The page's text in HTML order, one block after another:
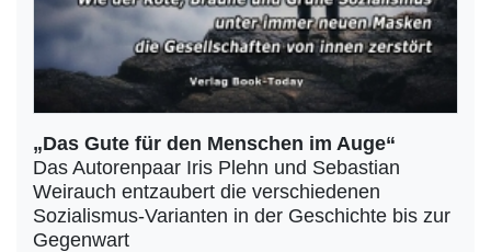
„Das Gute für den Menschen im Auge“
Das Autorenpaar Iris Plehn und Sebastian
Weirauch entzaubert die verschiedenen
Sozialismus-Varianten in der Geschichte bis zur
Gegenwart